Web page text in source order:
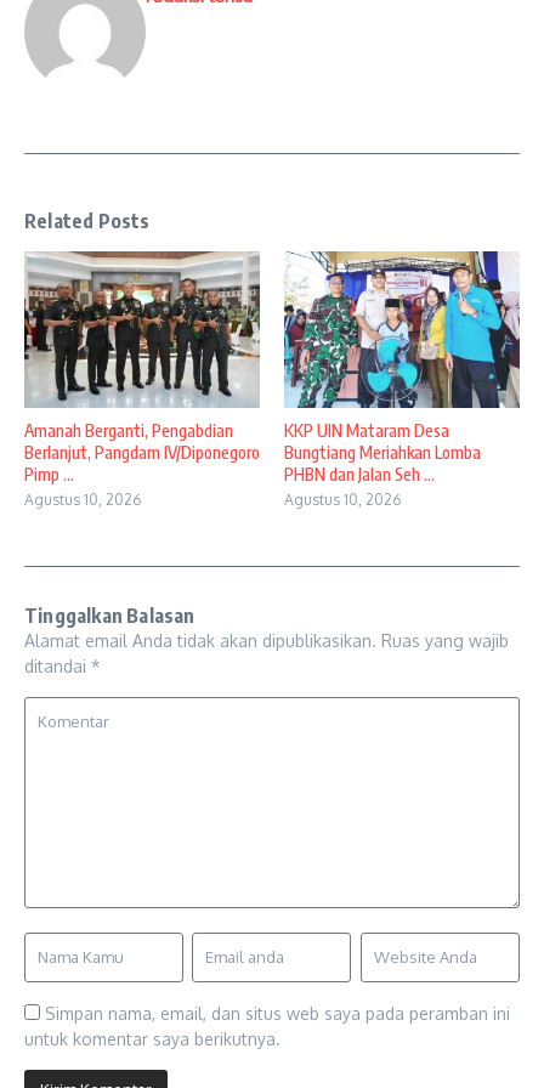
Related Posts
Amanah Berganti, Pengabdian
Berlanjut, Pangdam IV/Diponegoro
Pimp ...
Agustus 10, 2026
KKP UIN Mataram Desa
Bungtiang Meriahkan Lomba
PHBN dan Jalan Seh ...
Agustus 10, 2026
Tinggalkan Balasan
Alamat email Anda tidak akan dipublikasikan. Ruas yang wajib
ditandai *
Simpan nama, email, dan situs web saya pada peramban ini
untuk komentar saya berikutnya.